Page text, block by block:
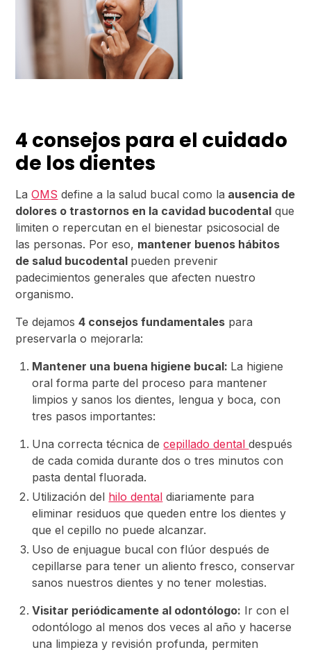
4 consejos para el cuidado
de los dientes
LaOMS define a la salud bucal como la ausencia de
dolores o trastornos en la cavidad bucodental que
limiten o repercutan en el bienestar psicosocial de
las personas. Por eso, mantener buenos hábitos
de salud bucodental pueden prevenir
padecimientos generales que afecten nuestro
organismo.
Te dejamos4 consejos fundamentales para
preservarla o mejorarla:
Mantener una buena higiene bucal: La higiene
oral forma parte del proceso para mantener
limpios y sanos los dientes, lengua y boca, con
tres pasos importantes:
Una correcta técnica decepillado dentaldespués
de cada comida durante dos o tres minutos con
pasta dental fluorada.
Utilización del hilo dental diariamente para
eliminar residuos que queden entre los dientes y
que el cepillo no puede alcanzar.
Uso de enjuague bucal con flúor después de
cepillarse para tener un aliento fresco, conservar
sanos nuestros dientes y no tener molestias.
Visitar periódicamente al odontólogo: Ir con el
odontólogo al menos dos veces al año y hacerse
una limpieza y revisión profunda, permiten